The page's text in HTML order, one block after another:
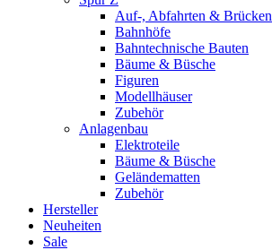
Auf-, Abfahrten & Brücken
Bahnhöfe
Bahntechnische Bauten
Bäume & Büsche
Figuren
Modellhäuser
Zubehör
Anlagenbau
Elektroteile
Bäume & Büsche
Geländematten
Zubehör
Hersteller
Neuheiten
Sale